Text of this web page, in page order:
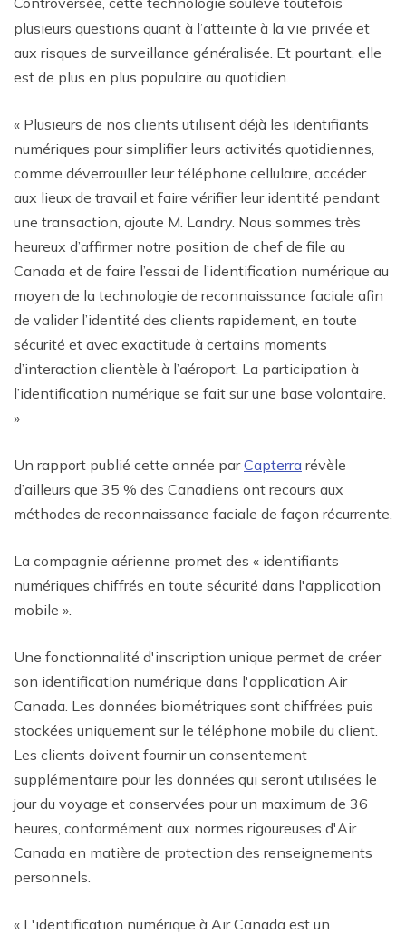
plusieurs questions quant à l’atteinte à la vie privée et
aux risques de surveillance généralisée. Et pourtant, elle
est de plus en plus populaire au quotidien.
« Plusieurs de nos clients utilisent déjà les identifiants
numériques pour simplifier leurs activités quotidiennes,
comme déverrouiller leur téléphone cellulaire, accéder
aux lieux de travail et faire vérifier leur identité pendant
une transaction, ajoute M. Landry. Nous sommes très
heureux d’affirmer notre position de chef de file au
Canada et de faire l’essai de l’identification numérique au
moyen de la technologie de reconnaissance faciale afin
de valider l’identité des clients rapidement, en toute
sécurité et avec exactitude à certains moments
d’interaction clientèle à l’aéroport. La participation à
l’identification numérique se fait sur une base volontaire.
»
Un rapport publié cette année parCapterra révèle
d’ailleurs que 35 % des Canadiens ont recours aux
méthodes de reconnaissance faciale de façon récurrente.
La compagnie aérienne promet des « identifiants
numériques chiffrés en toute sécurité dans l'application
mobile ».
Une fonctionnalité d'inscription unique permet de créer
son identification numérique dans l'application Air
Canada. Les données biométriques sont chiffrées puis
stockées uniquement sur le téléphone mobile du client.
Les clients doivent fournir un consentement
supplémentaire pour les données qui seront utilisées le
jour du voyage et conservées pour un maximum de 36
heures, conformément aux normes rigoureuses d'Air
Canada en matière de protection des renseignements
personnels.
« L'identification numérique à Air Canada est un